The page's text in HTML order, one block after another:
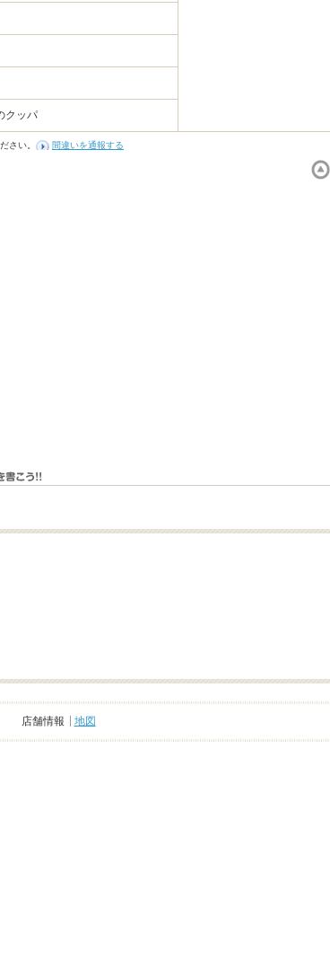
クッパ
さい。 間違いを通報する
店舗情報 地図